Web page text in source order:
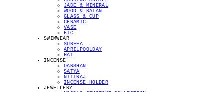
JADE & MINERAL
WOOD & RATAN
GLASS & CUP
CERAMIC
VASE
ETC
SWIMWEAR
SURFEA
APRILPOOLDAY
HAT
INCENSE
DARSHAN
SATYA
NITIRAJ
INCENSE HOLDER
JEWELLERY